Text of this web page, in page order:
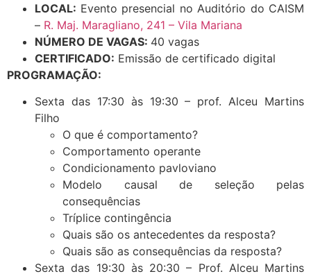
LOCAL: Evento presencial no Auditório do CAISM
– R. Maj. Maragliano, 241 – Vila Mariana
NÚMERO DE VAGAS: 40 vagas
CERTIFICADO: Emissão de certificado digital
PROGRAMAÇÃO:
Sexta das 17:30 às 19:30 – prof. Alceu Martins
Filho
O que é comportamento?
Comportamento operante
Condicionamento pavloviano
Modelo causal de seleção pelas
consequências
Tríplice contingência
Quais são os antecedentes da resposta?
Quais são as consequências da resposta?
Sexta das 19:30 às 20:30 – Prof. Alceu Martins